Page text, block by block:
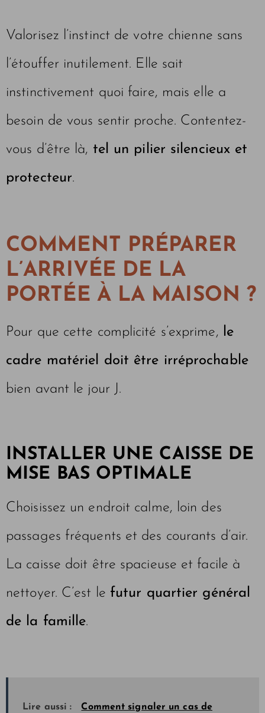
Valorisez l’instinct de votre chienne sans
l’étouffer inutilement. Elle sait
instinctivement quoi faire, mais elle a
besoin de vous sentir proche. Contentez-
vous d’être là, tel un pilier silencieux et
protecteur.
COMMENT PRÉPARER
L’ARRIVÉE DE LA
PORTÉE À LA MAISON ?
Pour que cette complicité s’exprime, le
cadre matériel doit être irréprochable
bien avant le jour J.
INSTALLER UNE CAISSE DE
MISE BAS OPTIMALE
Choisissez un endroit calme, loin des
passages fréquents et des courants d’air.
La caisse doit être spacieuse et facile à
nettoyer. C’est le futur quartier général
de la famille.
Lire aussi : Comment signaler un cas de